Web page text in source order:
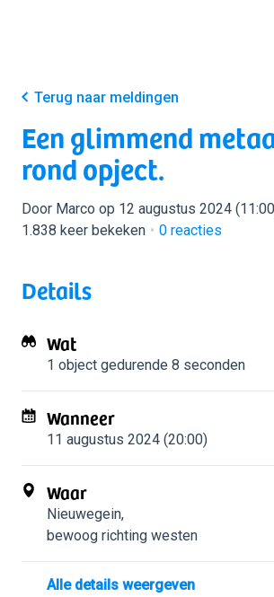
Terug naar meldingen
Een glimmend
rond opject.
Door Marco op 12 augustus 2024
1.838 keer bekeken
0 reacties
Details
Wat
1 object gedurende 8 seconden
Wanneer
11 augustus 2024 (20:00)
Waar
Nieuwegein,
bewoog richting westen
Alle details weergeven